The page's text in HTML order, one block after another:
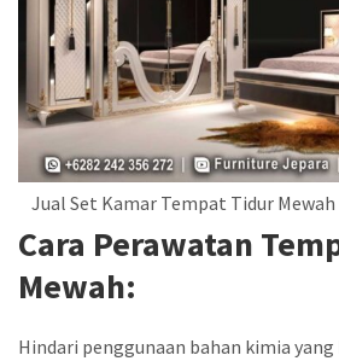
Jual Set Kamar Tempat Tidur Mewah
Cara Perawatan
Mewah:
Hindari penggunaan bahan kimia